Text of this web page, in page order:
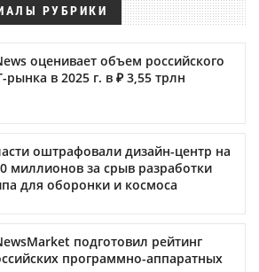
РУБРИКИ
оценивает объем российского
рынка в 2025 г. в ₽ 3,55 трлн
оштрафовали дизайн-центр на
миллионов за срыв разработки
для оборонки и космоса
подготовил рейтинг
программно-аппаратных